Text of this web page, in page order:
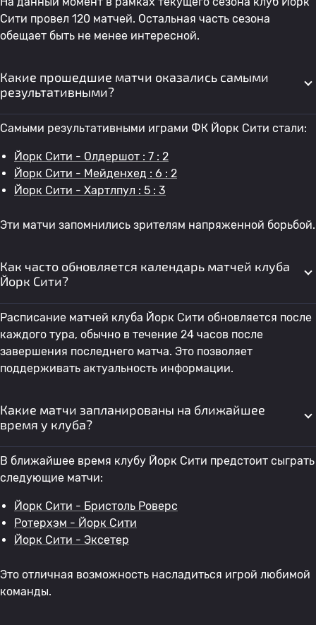
Сити провел 120 матчей. Остальная часть сезона
обещает быть не менее интересной.
Какие прошедшие матчи оказались самыми
результативными?
Самыми результативными играми ФК Йорк Сити стали:
Йорк Сити - Олдершот : 7 : 2
Йорк Сити - Мейденхед : 6 : 2
Йорк Сити - Хартлпул : 5 : 3
Эти матчи запомнились зрителям напряженной борьбой.
Как часто обновляется календарь матчей клуба
Йорк Сити?
Расписание матчей клуба Йорк Сити обновляется после
каждого тура, обычно в течение 24 часов после
завершения последнего матча. Это позволяет
поддерживать актуальность информации.
Какие матчи запланированы на ближайшее
время у клуба?
В ближайшее время клубу Йорк Сити предстоит сыграть
следующие матчи:
Йорк Сити - Бристоль Роверс
Ротерхэм - Йорк Сити
Йорк Сити - Эксетер
Это отличная возможность насладиться игрой любимой
команды.